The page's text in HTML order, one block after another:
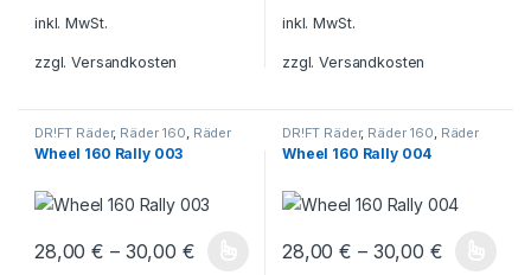
inkl. MwSt.
zzgl.Versandkosten
inkl. MwSt.
zzgl.Versandkosten
DR!FT Räder, Räder 160 Räder
Rally
Wheel 160 Rally 003
28,00€ – 30,00 €
Dieses Produkt weist mehrere Varianten auf. Die Optionen
DR!FT Räder, Räder 160 Räder
Rally
Wheel 160 Rally 004
28,00€ – 30,00 €
Dieses Produkt weist mehrere